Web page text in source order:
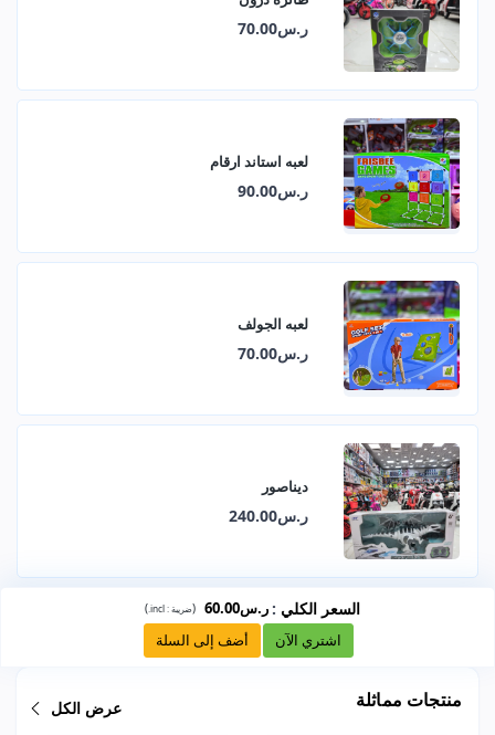
ر.س70.00
لعبه استاند ارقام
ر.س90.00
لعبه الجولف
ر.س70.00
ديناصور
ر.س240.00
السعر الكلي : ر.س60.00 (ضريبة :incl.
)
اشتري الآن أضف إلى السلة
منتجات مماثلة عرض الكل